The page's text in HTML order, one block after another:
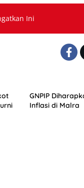
Ini
GNPIP
Inflasi di Malra